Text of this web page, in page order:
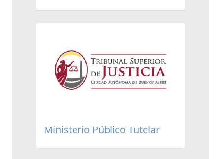
Ministerio Público Tutelar